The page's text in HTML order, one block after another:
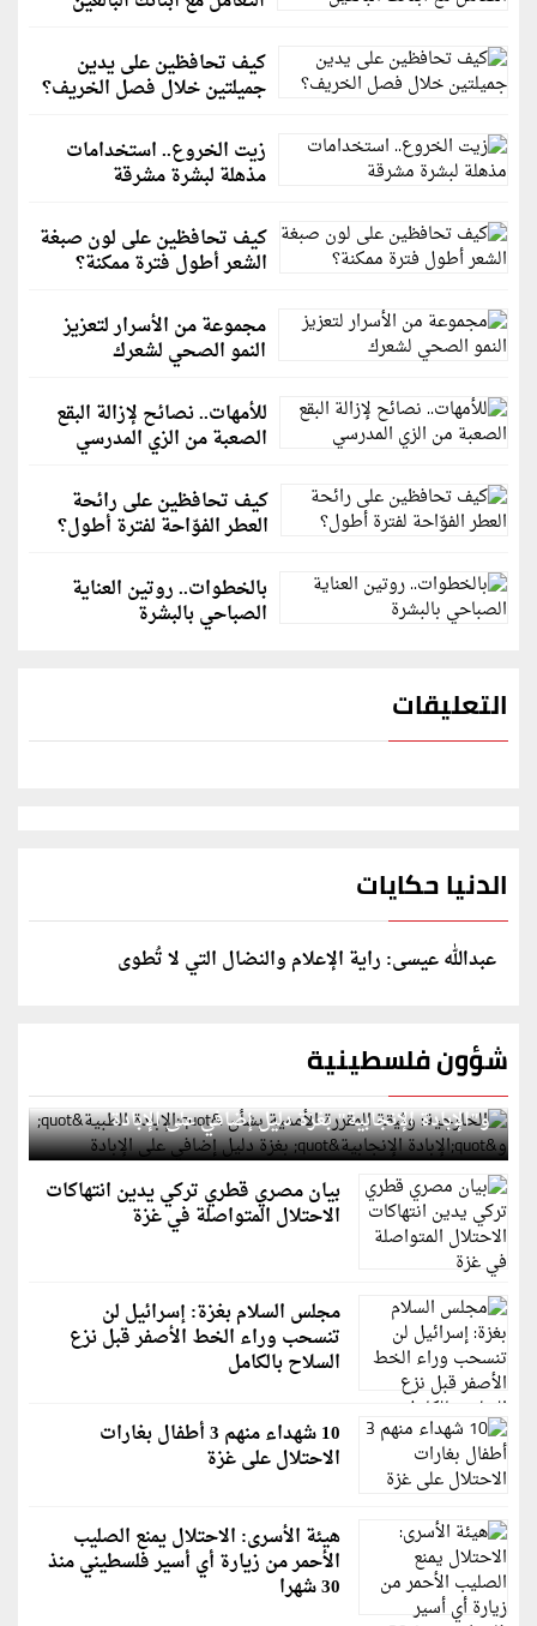
كيف تحافظين على يدين
جميلتين خلال فصل الخريف؟
زيت الخروع.. استخدامات
مذهلة لبشرة مشرقة
كيف تحافظين على لون صبغة
الشعر أطول فترة ممكنة؟
مجموعة من الأسرار لتعزيز
النمو الصحي لشعرك
للأمهات.. نصائح لإزالة البقع
الصعبة من الزي المدرسي
كيف تحافظين على رائحة
العطر الفوّاحة لفترة أطول؟
بالخطوات.. روتين العناية
الصباحي بالبشرة
التعليقات
الدنيا حكايات
عبدالله عيسى: راية الإعلام والنضال التي لا تُطوى
شؤون فلسطينية
الخارجية: وثيقة المقررة الأممية بشأن "الإبادة الطبية"
و"الإبادة الإنجابية" بغزة دليل إضافي على الإبادة
بيان مصري قطري تركي يدين انتهاكات
الاحتلال المتواصلة في غزة
مجلس السلام بغزة: إسرائيل لن
تنسحب وراء الخط الأصفر قبل نزع
السلاح بالكامل
10 شهداء منهم 3 أطفال بغارات
الاحتلال على غزة
هيئة الأسرى: الاحتلال يمنع الصليب
الأحمر من زيارة أي أسير فلسطيني منذ
30 شهرا